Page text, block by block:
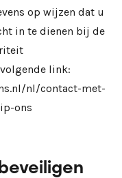
op wijzen dat u
in te dienen bij de
link:
nl/contact-met-
ons